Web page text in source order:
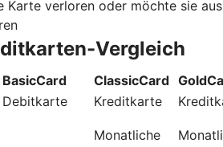
Karte verloren oder möchte sie aus
Vergleich
BasicCard ClassicCard
Debitkarte Kreditkarte
Monatliche